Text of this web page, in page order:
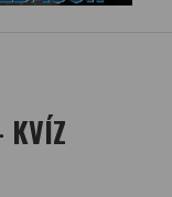
KVÍZ